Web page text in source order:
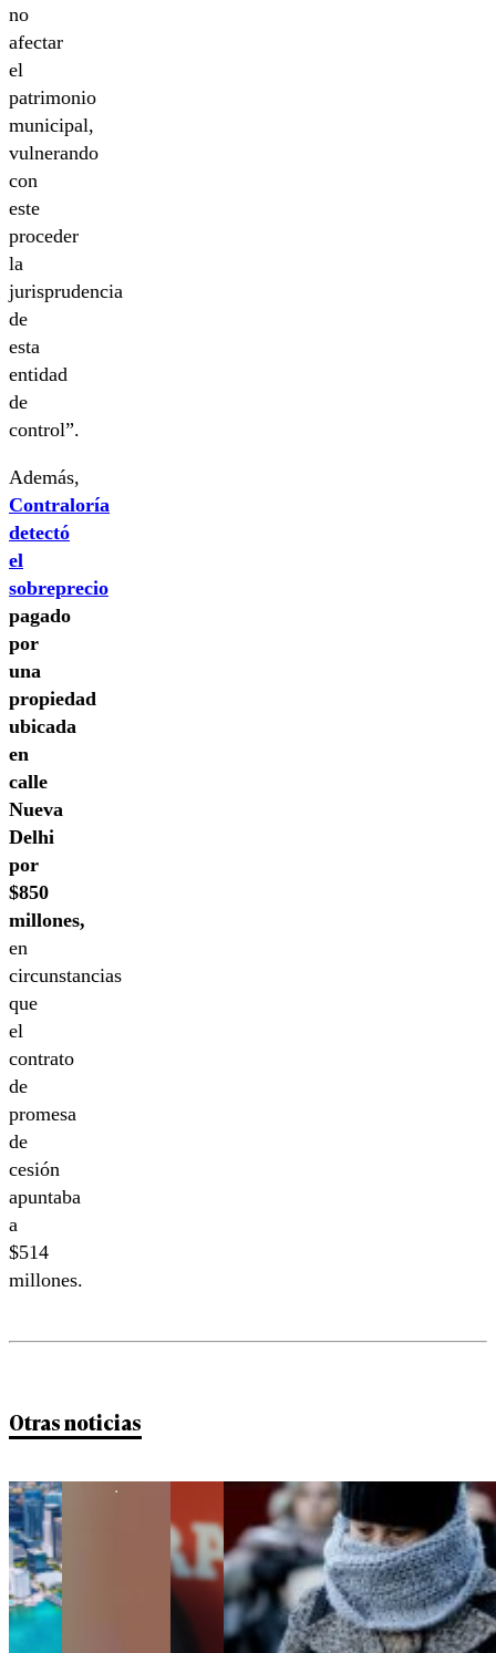
no
afectar
el
patrimonio
municipal,
vulnerando
con
este
proceder
la
jurisprudencia
de
esta
entidad
de
control”.
Además,
Contraloría
detectó
el
sobreprecio
pagado
por
una
propiedad
ubicada
en
calle
Nueva
Delhi
por
$850
millones,
en
circunstancias
que
el
contrato
de
promesa
de
cesión
apuntaba
a
$514
millones.
Otras noticias